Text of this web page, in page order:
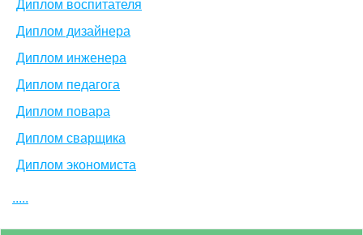
Диплом воспитателя
Диплом дизайнера
Диплом инженера
Диплом педагога
Диплом повара
Диплом сварщика
Диплом экономиста
.....